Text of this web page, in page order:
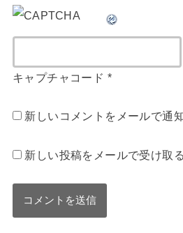
キャプチャコード *
新しいコメントをメールで通
新しい投稿をメールで受け取る